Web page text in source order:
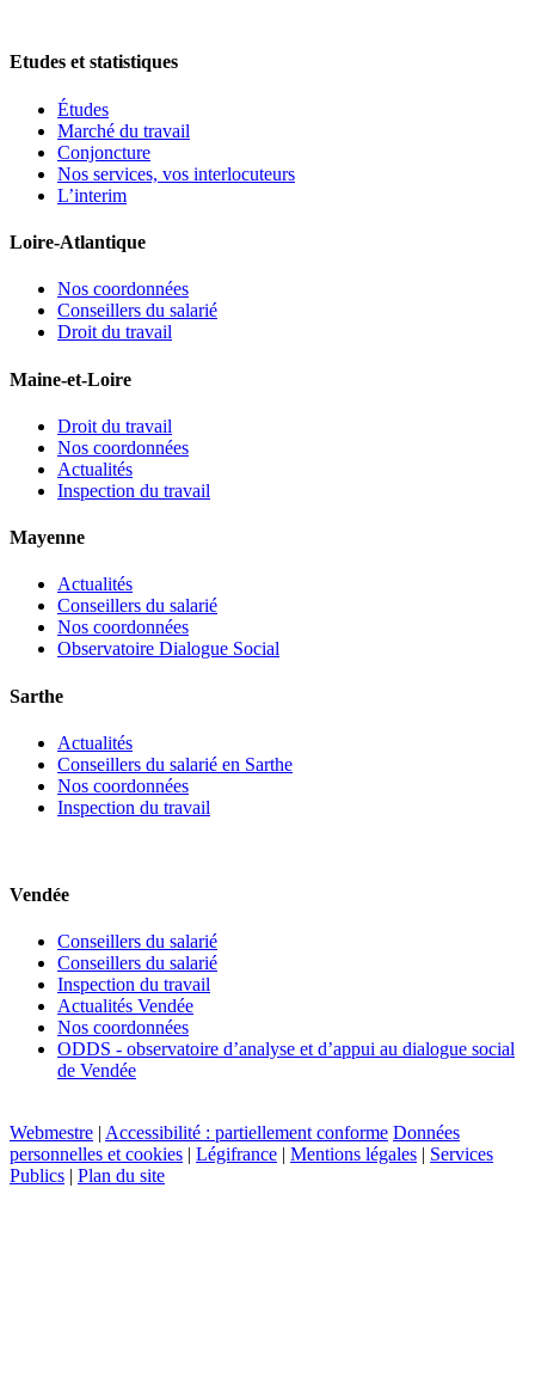
Etudes et statistiques
Études
Marché du travail
Conjoncture
Nos services, vos interlocuteurs
L’interim
Loire-Atlantique
Nos coordonnées
Conseillers du salarié
Droit du travail
Maine-et-Loire
Droit du travail
Nos coordonnées
Actualités
Inspection du travail
Mayenne
Actualités
Conseillers du salarié
Nos coordonnées
Observatoire Dialogue Social
Sarthe
Actualités
Conseillers du salarié en Sarthe
Nos coordonnées
Inspection du travail
Vendée
Conseillers du salarié
Conseillers du salarié
Inspection du travail
Actualités Vendée
Nos coordonnées
ODDS - observatoire d’analyse et d’appui au dialogue social
de Vendée
Webmestre | Accessibilité : partiellement conforme Données
personnelles et cookies | Légifrance | Mentions légales | Services
Publics | Plan du site